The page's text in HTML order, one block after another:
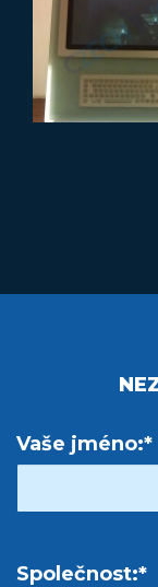
Vaše jméno:*
Společnost:*